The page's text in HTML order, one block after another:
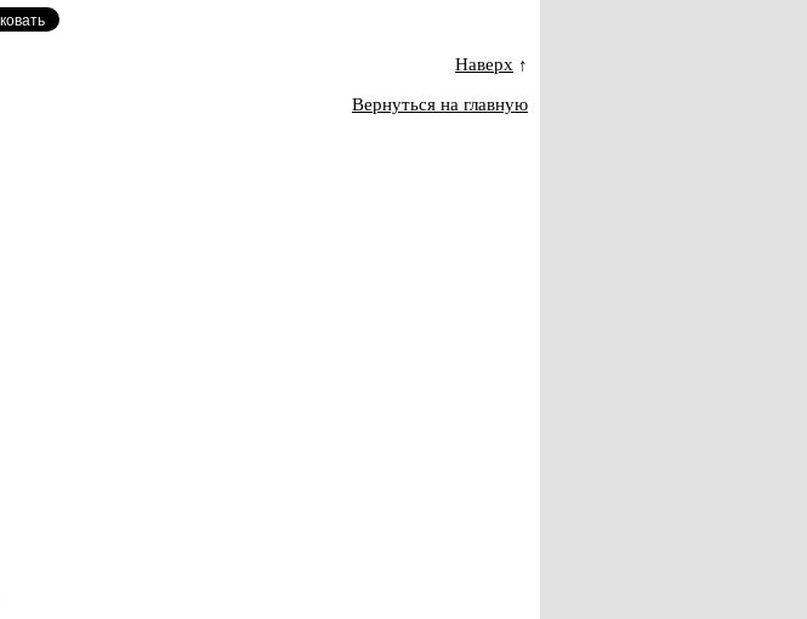
Наверх ↑
Вернуться на главную